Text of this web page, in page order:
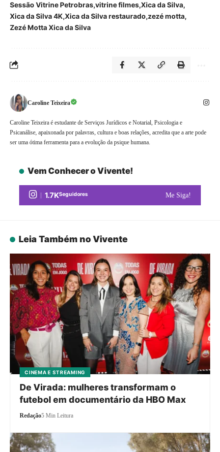
Sessão Vitrine Petrobras vitrine filmes Xica da Silva
Xica da Silva 4K Xica da Silva restaurado zezé motta
Zezé Motta Xica da Silva
Caroline Teixeira
Caroline Teixeira é estudante de Serviços Jurídicos e Notarial, Psicologia e
Psicanálise, apaixonada por palavras, cultura e boas relações, acredita que a arte pode
ser uma ótima ferramenta para a evolução da psique humana.
Vem Conhecer o Vivente!
1.7KSeguidores Me Siga!
Leia Também no Vivente
CINEMA E STREAMING
De Virada: mulheres transformam o
futebol em documentário da HBO Max
Redação5 Min Leitura